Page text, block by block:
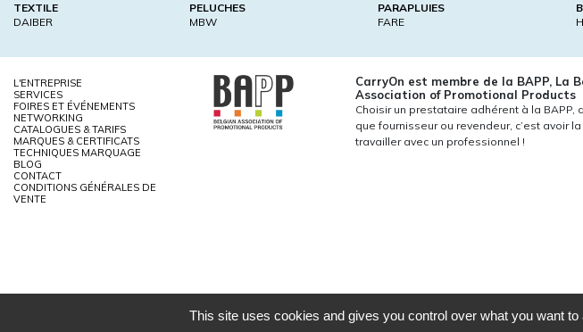
TEXTILE
DAIBER
PELUCHES
MBW
PARAPLUIES
FARE
L'ENTREPRISE
SERVICES
FOIRES ET ÉVÉNEMENTS
NETWORKING
CATALOGUES & TARIFS
MARQUES & CERTIFICATS
TECHNIQUES MARQUAGE
BLOG
CONTACT
CONDITIONS GÉNÉRALES DE
VENTE
CarryOn est membre de la BAPP, La
Association of Promotional Products
Choisir un prestataire adhérent à la BAPP,
que fournisseur ou revendeur, c’est avoir
travailler avec un professionnel !
This site uses cookies and gives you control over what you want to